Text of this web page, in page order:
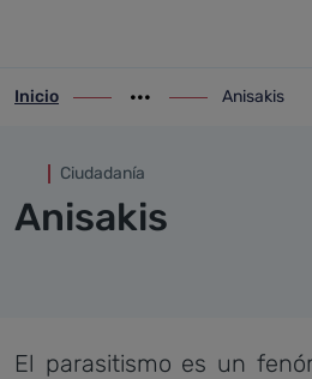
ir-a inicio
Inicio
Mostrar opciones
ir-a Anisakis
Anisakis
Ciudadanía
Anisakis
El parasitismo es un